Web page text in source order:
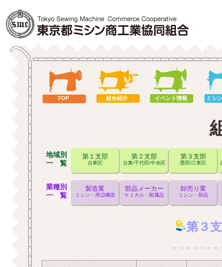
TOP 組合紹介 イベント情報 ミシ
地域別
一 覧
第１支部
台東区
第２支部
台東/千代田/中央区
第３支部
墨田/江東区
業種別
一 覧
製造業
ミシン・周辺機器
部品メーカー
ケミカル・附属品
卸売り業
ミシン・部品
第３